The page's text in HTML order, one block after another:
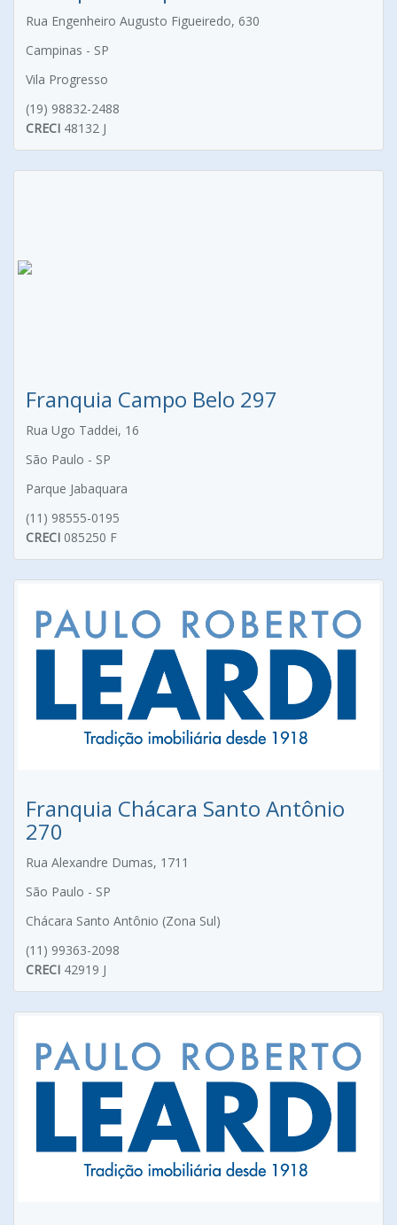
Rua Engenheiro Augusto Figueiredo, 630
Campinas - SP
Vila Progresso
(19) 98832-2488
CRECI 48132 J
Franquia Campo Belo 297
Rua Ugo Taddei, 16
São Paulo - SP
Parque Jabaquara
(11) 98555-0195
CRECI 085250 F
Franquia Chácara Santo Antônio
270
Rua Alexandre Dumas, 1711
São Paulo - SP
Chácara Santo Antônio (Zona Sul)
(11) 99363-2098
CRECI 42919 J